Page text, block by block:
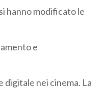
hanno modificato le
e
nei cinema. La